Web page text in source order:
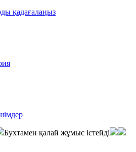
қадағалаңыз
Бухтамен қалай жұмыс істейді